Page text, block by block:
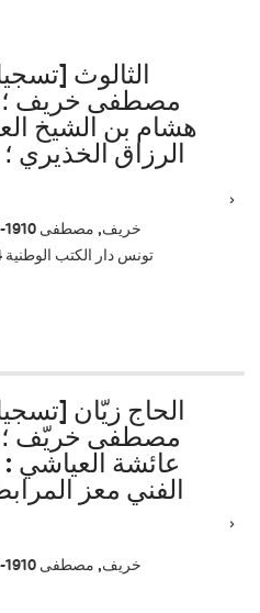
الثالوث
مصطفى خريف ؛
هشام بن الشيخ
الرزاق الخذيري
خريف, مصطفى 1910-1967
تونس دار الكتب الوطنية 2024
الحاج زيّان
مصطفى خريّف ؛
عائشة العياشي
الفني معز
خريف, مصطفى 1910-1967